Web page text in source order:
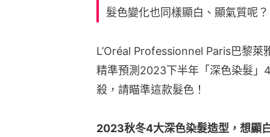
髮色變化也同樣顯白、顯氣質呢？
L’Oréal Professionnel Paris巴黎
精準預測2023下半年「深色染髮」
殺，請瞄準這款髮色！
2023秋冬4大深色染髮造型，想顯